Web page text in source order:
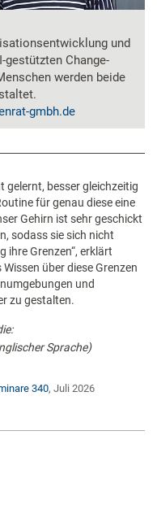
und
gestützten Change-
werden beide
gmbh.de
gelernt, besser gleichzeitig
für genau diese eine
Gehirn ist sehr geschickt
sodass sie sich nicht
ihre Grenzen“, erklärt
über diese Grenzen
und
zu gestalten.
Sprache)
340, Juli 2026